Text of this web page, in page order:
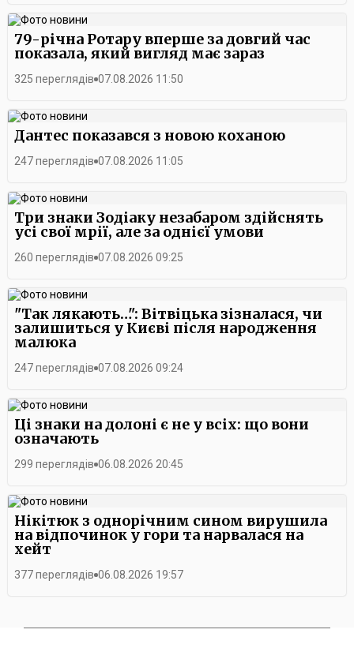
79-річна Ротару вперше за довгий час
показала, який вигляд має зараз
325 переглядів 07.08.2026 11:50
Дантес показався з новою коханою
247 переглядів 07.08.2026 11:05
Три знаки Зодіаку незабаром здійснять
усі свої мрії, але за однієї умови
260 переглядів 07.08.2026 09:25
"Так лякають…": Вітвіцька зізналася, чи
залишиться у Києві після народження
малюка
247 переглядів 07.08.2026 09:24
Ці знаки на долоні є не у всіх: що вони
означають
299 переглядів 06.08.2026 20:45
Нікітюк з однорічним сином вирушила
на відпочинок у гори та нарвалася на
хейт
377 переглядів 06.08.2026 19:57